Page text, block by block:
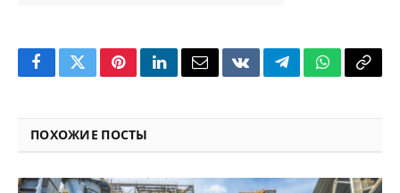
FacebookTwitterPinterestLinkedInEmailVKontakteTelegramWhatsApp
Copy
ПОХОЖИЕ ПОСТЫ